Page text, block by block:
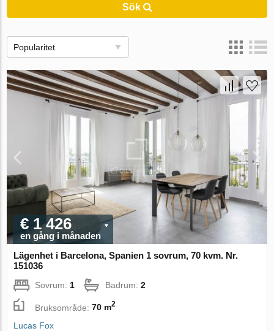
Sök
Popularitet
€ 1 426
en gång i månaden
Lägenhet i Barcelona, Spanien 1 sovrum, 70 kvm. Nr.
151036
Sovrum: 1 Badrum:2
Bruksområde:70 m2
Lucas Fox